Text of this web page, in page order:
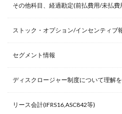
その他科目、経過勘定(前払費用/未払
ストック・オプション/インセンティブ
セグメント情報
ディスクロージャー制度について理解
リース会計(IFRS16,ASC842等)